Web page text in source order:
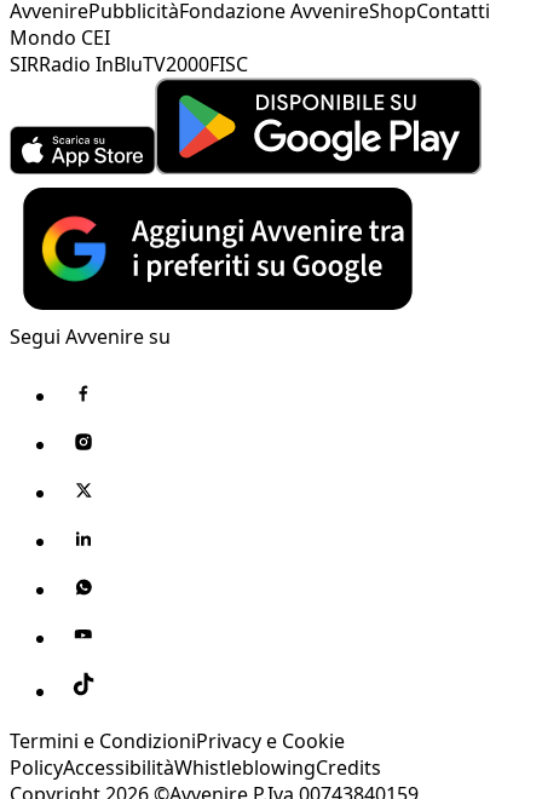
AvvenirePubblicitàFondazione AvvenireShopContatti
Mondo CEI
SIRRadio InBluTV2000FISC
Segui Avvenire su
Termini e CondizioniPrivacy e Cookie
PolicyAccessibilitàWhistleblowingCredits